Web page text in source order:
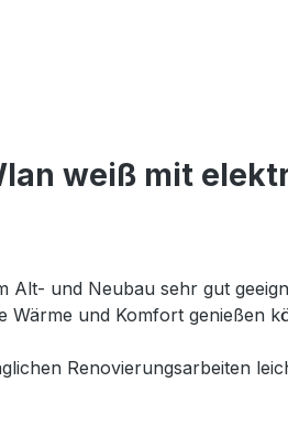
weiß mit
und Neubau sehr gut
und Komfort genießen
Renovierungsarbeiten